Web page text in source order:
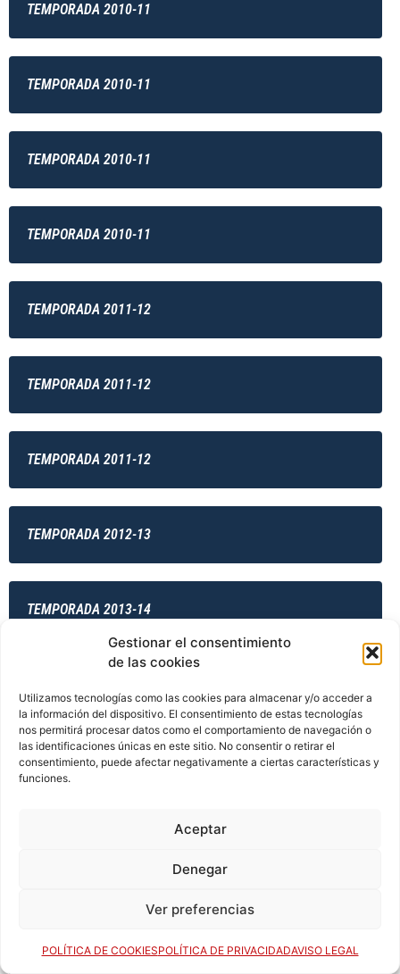
Gestionar el consentimiento
de las cookies
Utilizamos tecnologías como las cookies para almacenar y/o acceder a
la información del dispositivo. El consentimiento de estas tecnologías
nos permitirá procesar datos como el comportamiento de navegación o
las identificaciones únicas en este sitio. No consentir o retirar el
consentimiento, puede afectar negativamente a ciertas características y
funciones.
Aceptar
Denegar
Ver preferencias
POLÍTICA DE COOKIESPOLÍTICA DE PRIVACIDADAVISO LEGAL
TEMPORADA 2010-11
TEMPORADA 2010-11
TEMPORADA 2010-11
TEMPORADA 2010-11
TEMPORADA 2011-12
TEMPORADA 2011-12
TEMPORADA 2011-12
TEMPORADA 2012-13
TEMPORADA 2013-14
TEMPORADA 2014-15
TEMPORADA 2014-15